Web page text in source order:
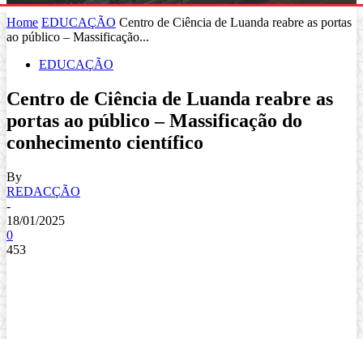
Home EDUCAÇÃO Centro de Ciência de Luanda reabre as portas
ao público – Massificação...
EDUCAÇÃO
Centro de Ciência de Luanda reabre as
portas ao público – Massificação do
conhecimento científico
By
REDACÇÃO
-
18/01/2025
0
453